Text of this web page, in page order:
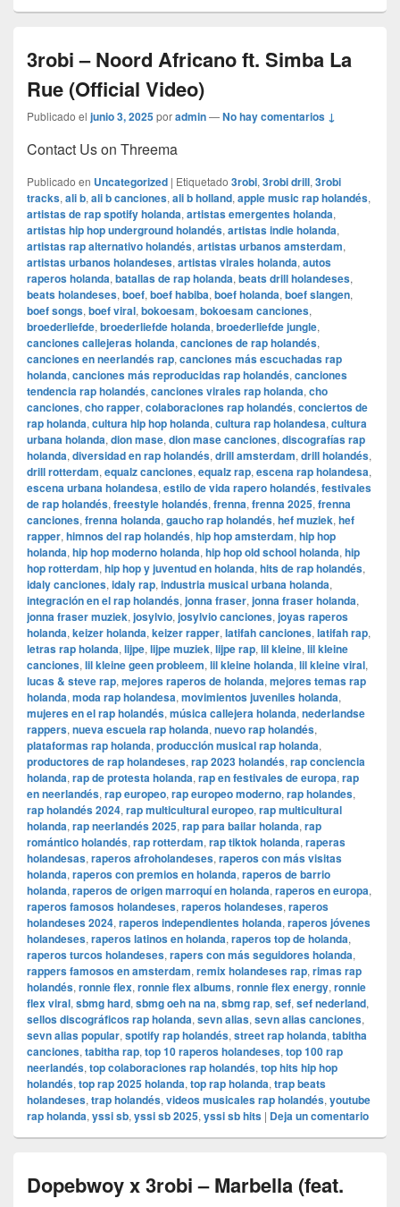
3robi – Noord Africano ft. Simba La
Rue (Official Video)
Publicado el junio 3, 2025poradmin—No hay comentarios ↓
Contact Us on Threema
Publicado en Uncategorized | Etiquetado 3robi, 3robi drill, 3robi
tracks, ali b, ali b canciones, ali b holland, apple music rap holandés,
artistas de rap spotify holanda, artistas emergentes holanda,
artistas hip hop underground holandés, artistas indie holanda,
artistas rap alternativo holandés, artistas urbanos amsterdam,
artistas urbanos holandeses, artistas virales holanda, autos
raperos holanda, batallas de rap holanda, beats drill holandeses,
beats holandeses, boef, boef habiba, boef holanda, boef slangen,
boef songs, boef viral, bokoesam, bokoesam canciones,
broederliefde, broederliefde holanda, broederliefde jungle,
canciones callejeras holanda, canciones de rap holandés,
canciones en neerlandés rap, canciones más escuchadas rap
holanda, canciones más reproducidas rap holandés, canciones
tendencia rap holandés, canciones virales rap holanda, cho
canciones, cho rapper, colaboraciones rap holandés, conciertos de
rap holanda, cultura hip hop holanda, cultura rap holandesa, cultura
urbana holanda, dion mase, dion mase canciones, discografías rap
holanda, diversidad en rap holandés, drill amsterdam, drill holandés,
drill rotterdam, equalz canciones, equalz rap, escena rap holandesa,
escena urbana holandesa, estilo de vida rapero holandés, festivales
de rap holandés, freestyle holandés, frenna, frenna 2025, frenna
canciones, frenna holanda, gaucho rap holandés, hef muziek, hef
rapper, himnos del rap holandés, hip hop amsterdam, hip hop
holanda, hip hop moderno holanda, hip hop old school holanda, hip
hop rotterdam, hip hop y juventud en holanda, hits de rap holandés,
idaly canciones, idaly rap, industria musical urbana holanda,
integración en el rap holandés, jonna fraser, jonna fraser holanda,
jonna fraser muziek, josylvio, josylvio canciones, joyas raperos
holanda, keizer holanda, keizer rapper, latifah canciones, latifah rap,
letras rap holanda, lijpe, lijpe muziek, lijpe rap, lil kleine, lil kleine
canciones, lil kleine geen probleem, lil kleine holanda, lil kleine viral,
lucas & steve rap, mejores raperos de holanda, mejores temas rap
holanda, moda rap holandesa, movimientos juveniles holanda,
mujeres en el rap holandés, música callejera holanda, nederlandse
rappers, nueva escuela rap holanda, nuevo rap holandés,
plataformas rap holanda, producción musical rap holanda,
productores de rap holandeses, rap 2023 holandés, rap conciencia
holanda, rap de protesta holanda, rap en festivales de europa, rap
en neerlandés, rap europeo, rap europeo moderno, rap holandes,
rap holandés 2024, rap multicultural europeo, rap multicultural
holanda, rap neerlandés 2025, rap para bailar holanda, rap
romántico holandés, rap rotterdam, rap tiktok holanda, raperas
holandesas, raperos afroholandeses, raperos con más visitas
holanda, raperos con premios en holanda, raperos de barrio
holanda, raperos de origen marroquí en holanda, raperos en europa,
raperos famosos holandeses, raperos holandeses, raperos
holandeses 2024, raperos independientes holanda, raperos jóvenes
holandeses, raperos latinos en holanda, raperos top de holanda,
raperos turcos holandeses, rapers con más seguidores holanda,
rappers famosos en amsterdam, remix holandeses rap, rimas rap
holandés, ronnie flex, ronnie flex albums, ronnie flex energy, ronnie
flex viral, sbmg hard, sbmg oeh na na, sbmg rap, sef, sef nederland,
sellos discográficos rap holanda, sevn alias, sevn alias canciones,
sevn alias popular, spotify rap holandés, street rap holanda, tabitha
canciones, tabitha rap, top 10 raperos holandeses, top 100 rap
neerlandés, top colaboraciones rap holandés, top hits hip hop
holandés, top rap 2025 holanda, top rap holanda, trap beats
holandeses, trap holandés, videos musicales rap holandés, youtube
rap holanda, yssi sb, yssi sb 2025, yssi sb hits | Deja un comentario
Dopebwoy x 3robi – Marbella (feat.